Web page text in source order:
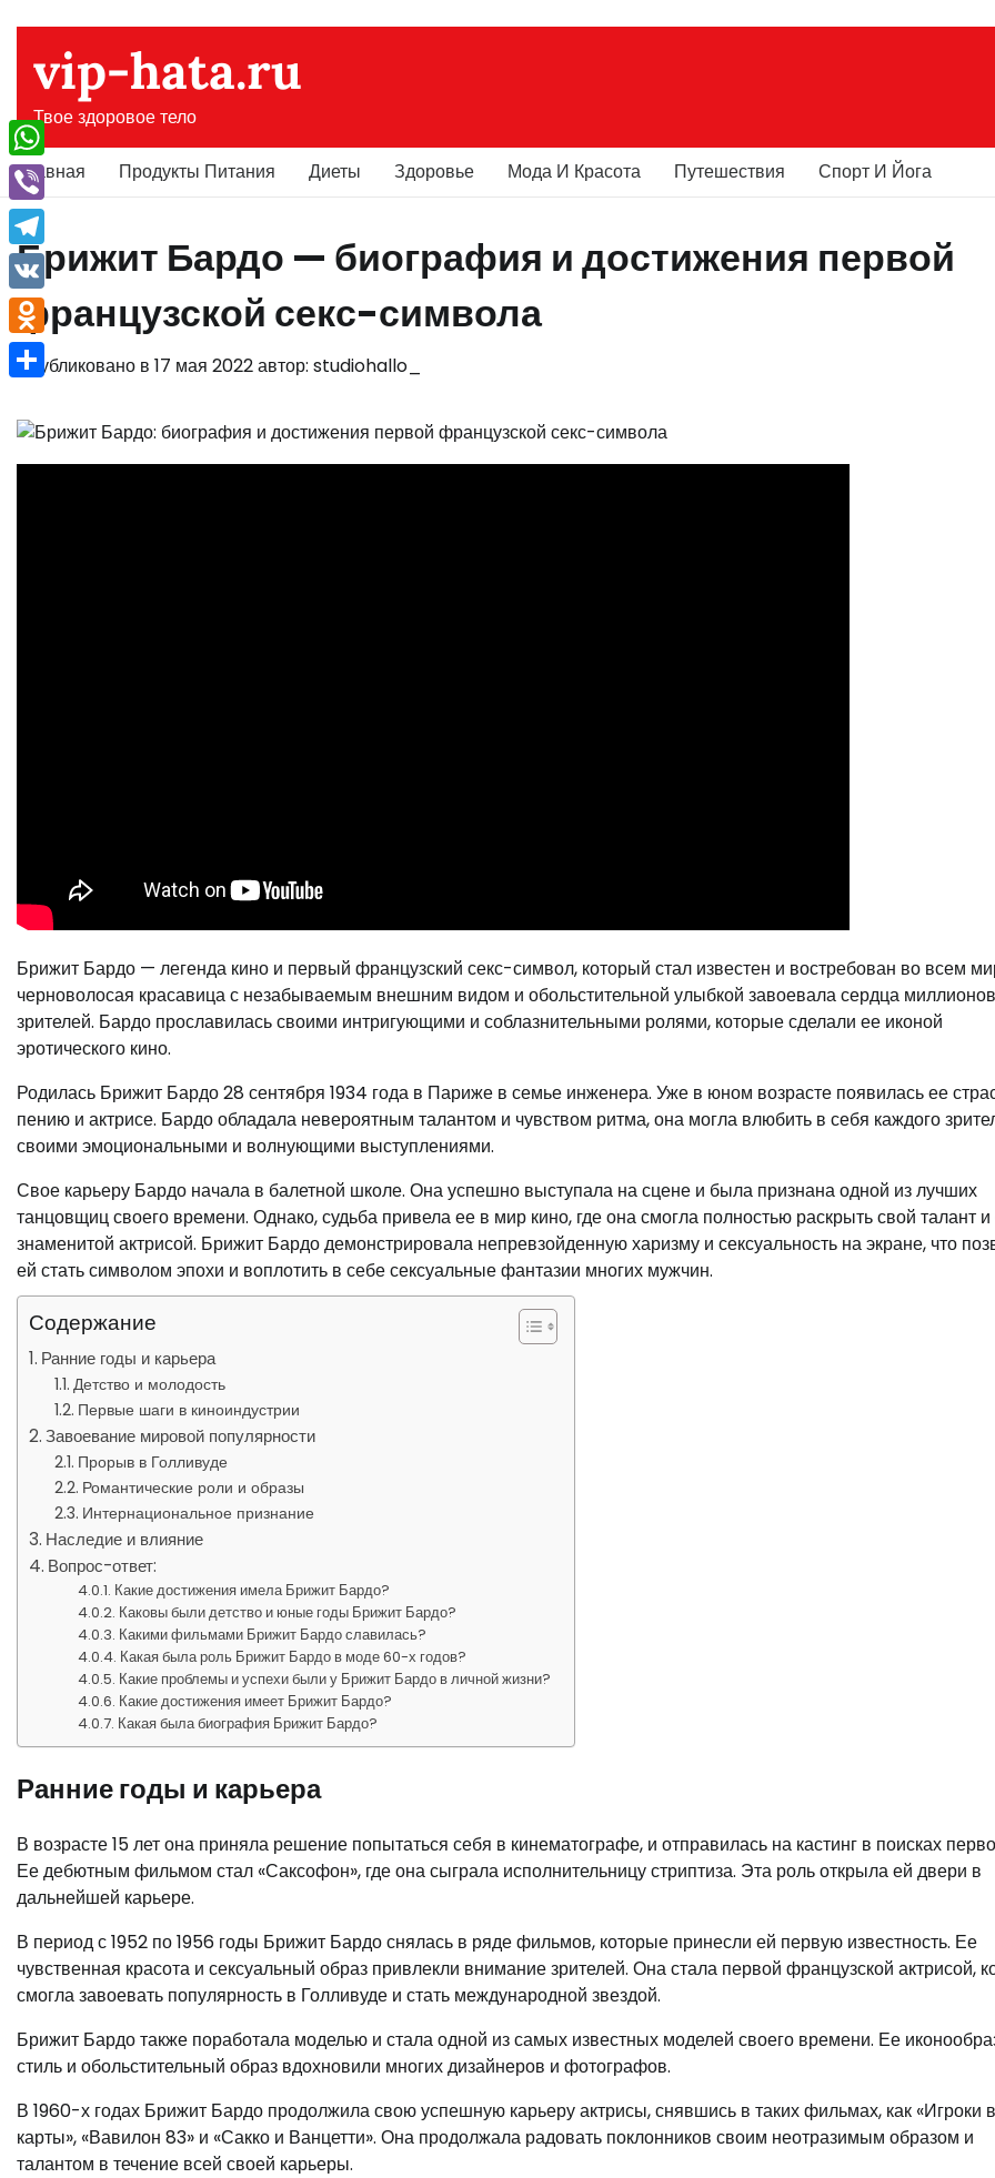
содержимому
vip-hata.ru
Твое здоровое тело
Главная Продукты Питания Диеты Здоровье Мода И Красота Путешествия Спорт И Йога
Брижит Бардо — биография и достижения первой
французской секс-символа
Опубликовано в 17 мая 2022автор: studiohallo_
Брижит Бардо — легенда кино и первый французский секс-символ, который стал известен и востребован во всем
черноволосая красавица с незабываемым внешним видом и обольстительной улыбкой завоевала сердца миллионов
зрителей. Бардо прославилась своими интригующими и соблазнительными ролями, которые сделали ее иконой
эротического кино.
Родилась Брижит Бардо 28 сентября 1934 года в Париже в семье инженера. Уже в юном возрасте появилась ее
пению и актрисе. Бардо обладала невероятным талантом и чувством ритма, она могла влюбить в себя каждого
своими эмоциональными и волнующими выступлениями.
Свое карьеру Бардо начала в балетной школе. Она успешно выступала на сцене и была признана одной из лучших
танцовщиц своего времени. Однако, судьба привела ее в мир кино, где она смогла полностью раскрыть свой талант и
знаменитой актрисой. Брижит Бардо демонстрировала непревзойденную харизму и сексуальность на экране, что
ей стать символом эпохи и воплотить в себе сексуальные фантазии многих мужчин.
Содержание
Ранние годы и карьера
Детство и молодость
Первые шаги в киноиндустрии
Завоевание мировой популярности
Прорыв в Голливуде
Романтические роли и образы
Интернациональное признание
Наследие и влияние
Вопрос-ответ:
Какие достижения имела Брижит Бардо?
Каковы были детство и юные годы Брижит Бардо?
Какими фильмами Брижит Бардо славилась?
Какая была роль Брижит Бардо в моде 60-х годов?
Какие проблемы и успехи были у Брижит Бардо в личной жизни?
Какие достижения имеет Брижит Бардо?
Какая была биография Брижит Бардо?
Ранние годы и карьера
В возрасте 15 лет она приняла решение попытаться себя в кинематографе, и отправилась на кастинг в поисках
Ее дебютным фильмом стал «Саксофон», где она сыграла исполнительницу стриптиза. Эта роль открыла ей двери в
дальнейшей карьере.
В период с 1952 по 1956 годы Брижит Бардо снялась в ряде фильмов, которые принесли ей первую известность. Ее
чувственная красота и сексуальный образ привлекли внимание зрителей. Она стала первой французской актрисой,
смогла завоевать популярность в Голливуде и стать международной звездой.
Брижит Бардо также поработала моделью и стала одной из самых известных моделей своего времени. Ее
стиль и обольстительный образ вдохновили многих дизайнеров и фотографов.
В 1960-х годах Брижит Бардо продолжила свою успешную карьеру актрисы, снявшись в таких фильмах, как «Игроки в
карты», «Вавилон 83» и «Сакко и Ванцетти». Она продолжала радовать поклонников своим неотразимым образом и
талантом в течение всей своей карьеры.
WhatsApp
Viber
Telegram
VK
Odnoklassniki